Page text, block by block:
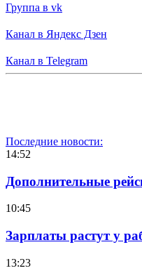
Группа в vk
Канал в Яндекс Дзен
Канал в Telegram
Последние новости:
14:52
Дополнительные
10:45
Зарплаты растут у
13:23